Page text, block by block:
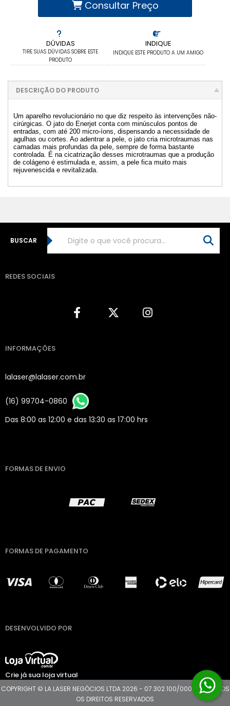
DÚVIDAS
TIRE SUAS DÚVIDAS SOBRE ESTE
PRODUTO
INDIQUE
INDIQUE ESTE PRODUTO A UM AMIGO
Consultar Preço
DESCRIÇÃO DO PRODUTO
Um aparelho revolucionário no que diz respeito às intervenções não-
cirúrgicas. O jato do Enerjet conta com minúsculos pontos de
entradas, com até 200 micro-íons, dispensando a necessidade de
agulhas ou cortes. Ao adentrar a pele, o jato cria microtraumas nas
camadas mais profundas da pele, sempre de forma bastante
controlada. É na cicatrização desses microtraumas que a produção
de colágeno é estimulada e, assim, a pele fica muito mais
rejuvenescida e revitalizada.
BUSCAR
REDES SOCIAIS
INFORMAÇÕES
lalaser@lalaser.com.br
(16) 99704-0860
Das 8:00 as 12:00 e das 13:30 as 17:00 hrs
FORMAS DE ENVIO
FORMAS DE PAGAMENTO
DESENVOLVIDO POR
Crie já sua loja virtual
COPYRIGHT © LA LASER NEGÓCIOS LTDA 2026 - 07.302.100/0001-11 - TODOS
OS DIREITOS RESERVADOS